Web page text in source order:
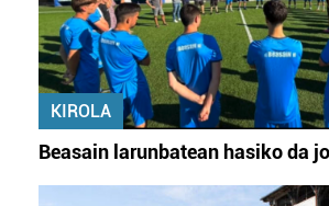
KIROLA
Beasain larunbatean hasiko da